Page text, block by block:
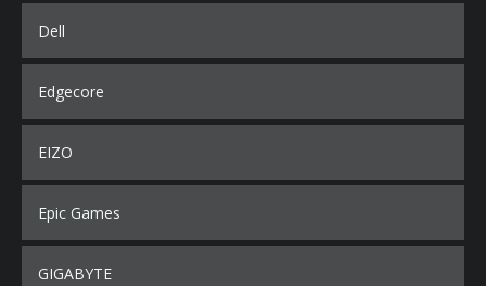
Dell
Edgecore
EIZO
Epic Games
GIGABYTE